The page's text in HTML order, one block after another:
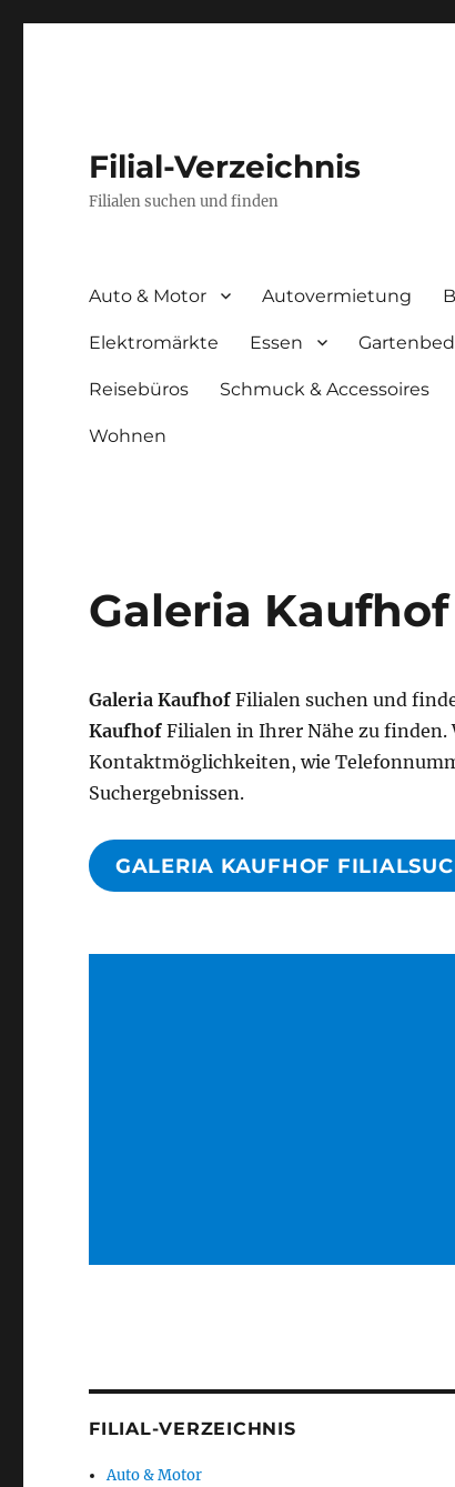
Filial-Verzeichnis
Filialen suchen und finden
Auto & Motor Autovermietung
Elektromärkte Essen
Reisebüros Schmuck & Accessoires
Wohnen
Galeria Kaufhof
Galeria Kaufhof Filialen suchen und
Kaufhof Filialen in Ihrer Nähe zu
Kontaktmöglichkeiten, wie
Suchergebnissen.
GALERIA KAUFHOF
FILIAL-VERZEICHNIS
Auto & Motor